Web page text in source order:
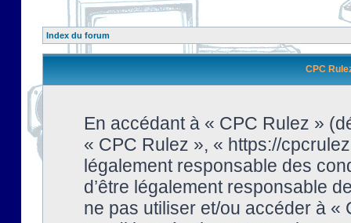
Index du forum
CPC
En accédant à « CPC Rulez »
« CPC Rulez », « https://
légalement responsable des
d’être légalement responsable
ne pas utiliser et/ou accéder à